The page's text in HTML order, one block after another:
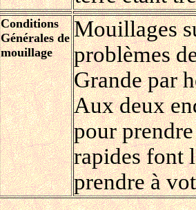
Conditions
Générales de
mouillage
Mouillages
problèmes
Grande par
Aux deux
pour
rapides font
prendre à